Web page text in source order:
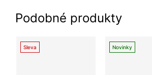
Podobné produkty
Sleva Novinky